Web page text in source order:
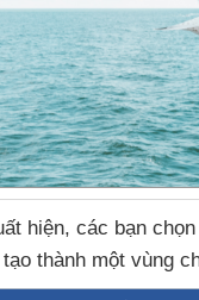
hiện, các bạn
thành một vùng